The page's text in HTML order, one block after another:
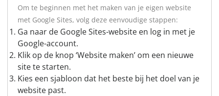
Om te beginnen met het maken van je eigen website
met Google Sites, volg deze eenvoudige stappen:
Ga naar de Google Sites-website en log in met je
Google-account.
Klik op de knop ‘Website maken’ om een nieuwe
site te starten.
Kies een sjabloon dat het beste bij het doel van je
website past.